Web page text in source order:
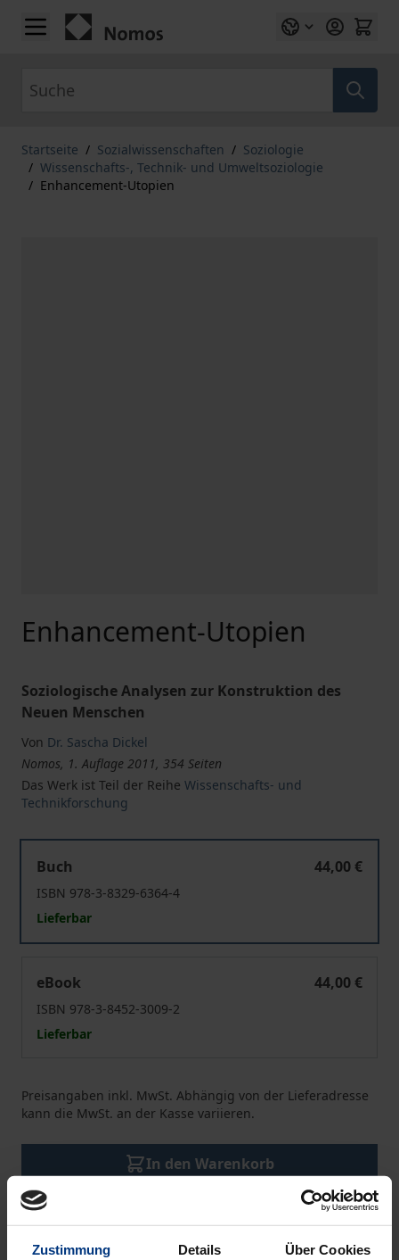
Zustimmung Details Über Cookies
Zum Inhalt springen
Startseite / Sozialwissenschaften / Soziologie
/ Wissenschafts-, Technik- und Umweltsoziologie
/ Enhancement-Utopien
Enhancement-Utopien
Soziologische Analysen zur Konstruktion des
Neuen Menschen
Von Dr. Sascha Dickel
Nomos, 1. Auflage 2011, 354 Seiten
Das Werk ist Teil der Reihe Wissenschafts- und
Technikforschung
Buch
44,00 €
ISBN 978-3-8329-6364-4
Lieferbar
eBook
44,00 €
ISBN 978-3-8452-3009-2
Lieferbar
Preisangaben inkl. MwSt. Abhängig von der Lieferadresse
kann die MwSt. an der Kasse variieren.
In den Warenkorb
Zur Wunschliste hinzufügen
Hinweise zu Versandkosten